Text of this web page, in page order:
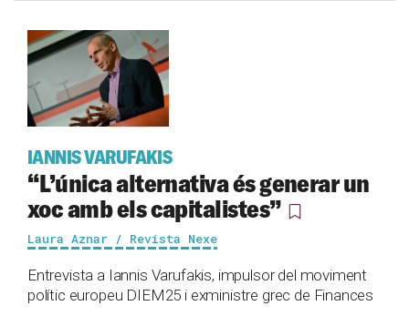
IANNIS VARUFAKIS
“L’única alternativa és generar un
xoc amb els capitalistes”
Laura Aznar / Revista Nexe
Entrevista a Iannis Varufakis, impulsor del moviment
polític europeu DIEM25 i exministre grec de Finances